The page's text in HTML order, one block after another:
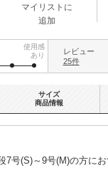
マイリストに
追加
使用感
あり
レビュー
25件
7号(S)～9号(M)の方に
サイズ
商品情報